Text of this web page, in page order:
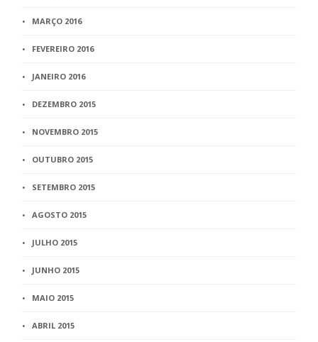
MARÇO 2016
FEVEREIRO 2016
JANEIRO 2016
DEZEMBRO 2015
NOVEMBRO 2015
OUTUBRO 2015
SETEMBRO 2015
AGOSTO 2015
JULHO 2015
JUNHO 2015
MAIO 2015
ABRIL 2015